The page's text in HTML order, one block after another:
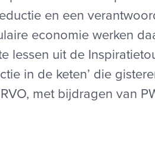
en een
economie werken
lessen uit de
in de keten’ die
met bijdragen van